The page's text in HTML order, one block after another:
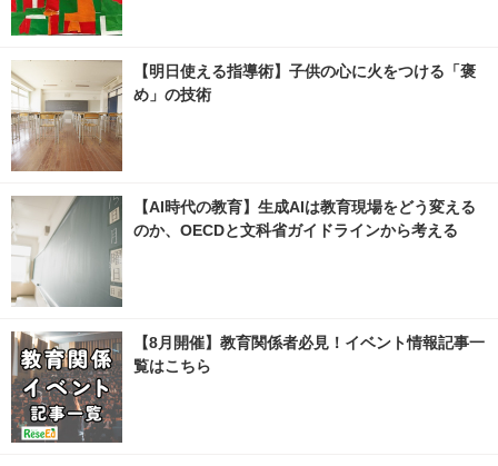
【明日使える指導術】子供の心に火をつける「褒
め」の技術
【AI時代の教育】生成AIは教育現場をどう変える
のか、OECDと文科省ガイドラインから考える
【8月開催】教育関係者必見！イベント情報記事一
覧はこちら